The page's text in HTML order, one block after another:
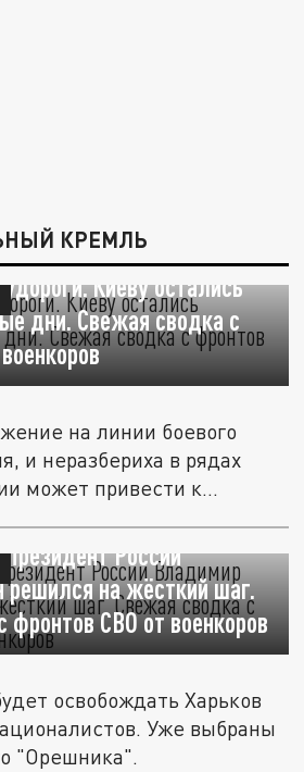
КРЕМЛЬ
Киеву остались
дни. Свежая сводка с
на линии боевого
и неразбериха в рядах
может привести к...
России
на жёсткий шаг.
фронтов СВО от военкоров
освобождать Харьков
Уже выбраны
"Орешника".